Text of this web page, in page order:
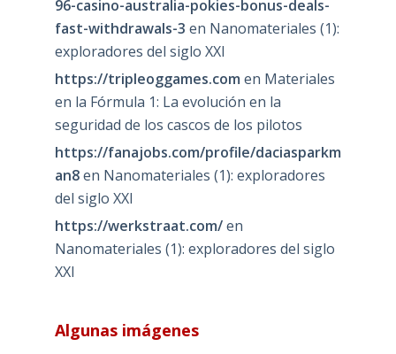
96-casino-australia-pokies-bonus-deals-
fast-withdrawals-3 en Nanomateriales (1):
exploradores del siglo XXI
https://tripleoggames.com en Materiales
en la Fórmula 1: La evolución en la
seguridad de los cascos de los pilotos
https://fanajobs.com/profile/daciasparkm
an8en Nanomateriales (1): exploradores
del siglo XXI
https://werkstraat.com/en
Nanomateriales (1): exploradores del siglo
XXI
Algunas imágenes